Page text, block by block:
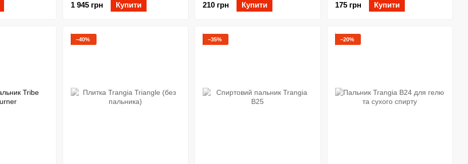
1 945 грн Купити
210 грн
Купити
175 грн
Купити
−40% −35% −20%